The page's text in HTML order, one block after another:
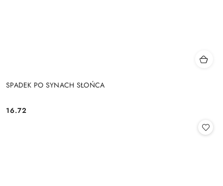
SPADEK PO SYNACH SŁOŃCA
Cena:
16.72